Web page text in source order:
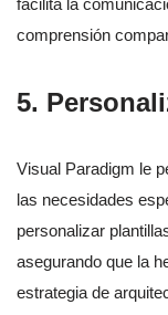
facilita la
comprensión
5.
Visual Paradigm le
las necesidades
personalizar
asegurando que la
estrategia de